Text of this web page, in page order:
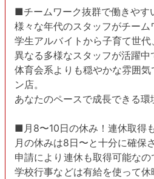
■チームワーク抜群で働きやす
様々な年代のスタッフがチーム
学生アルバイトから子育て世
異なる多様なスタッフが活躍中
体育会系よりも穏やかな雰囲
ン店。
あなたのペースで成長できる環
■月8〜10日の休み！連休取得
月の休みは8日〜と十分に確保
申請により連休も取得可能な
学校行事などは有給を使って